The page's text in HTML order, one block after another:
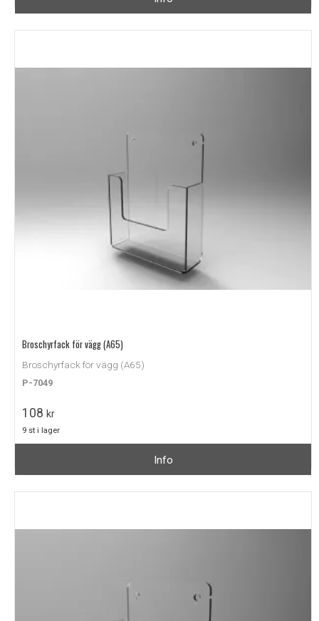
Broschyrfack för vägg (A65)
Broschyrfack för vägg (A65)
P-7049
108 kr
9 st i lager
Info